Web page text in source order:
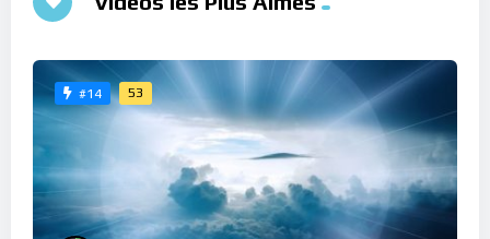
#14 53